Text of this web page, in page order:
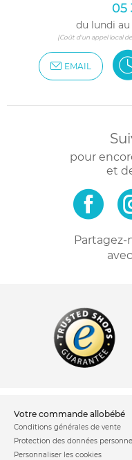
05
du lundi au
(Coût d'un appel local
EMAIL
pour
et
Partagez-
votre commande allobébé
Conditions générales de vente
Protection des données
Personnaliser les cookies